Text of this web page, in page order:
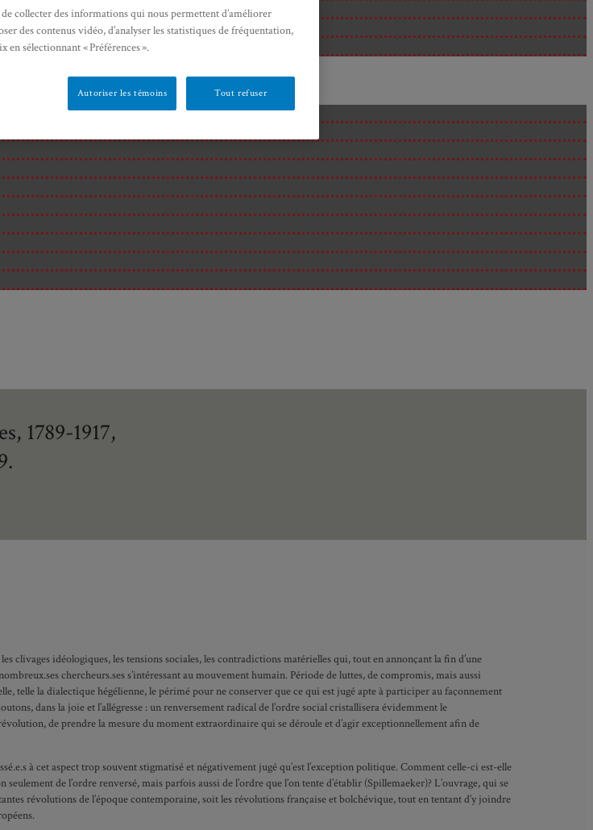
1789-1917,
clivages idéologiques, les tensions sociales, les contradictions matérielles qui, tout en annonçant la fin d’une
chercheurs.ses s’intéressant au mouvement humain. Période de luttes, de compromis, mais aussi
telle la dialectique hégélienne, le périmé pour ne conserver que ce qui est jugé apte à participer au façonnement
dans la joie et l’allégresse : un renversement radical de l’ordre social cristallisera évidemment le
de prendre la mesure du moment extraordinaire qui se déroule et d’agir exceptionnellement afin de
à cet aspect trop souvent stigmatisé et négativement jugé qu’est l’exception politique. Comment celle-ci est-elle
de l’ordre renversé, mais parfois aussi de l’ordre que l’on tente d’établir (Spillemaeker)? L’ouvrage, qui se
révolutions de l’époque contemporaine, soit les révolutions française et bolchévique, tout en tentant d’y joindre
collecter des informations qui nous permettent d’améliorer
des contenus vidéo, d’analyser les statistiques de fréquentation,
sélectionnant « Préférences ».
Tout refuser
Autoriser les témoins